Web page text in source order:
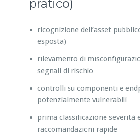
pratico)
ricognizione dell’asset
esposta)
rilevamento di
segnali di rischio
controlli su componenti e
potenzialmente vulnerabili
prima classificazione severità
raccomandazioni rapide